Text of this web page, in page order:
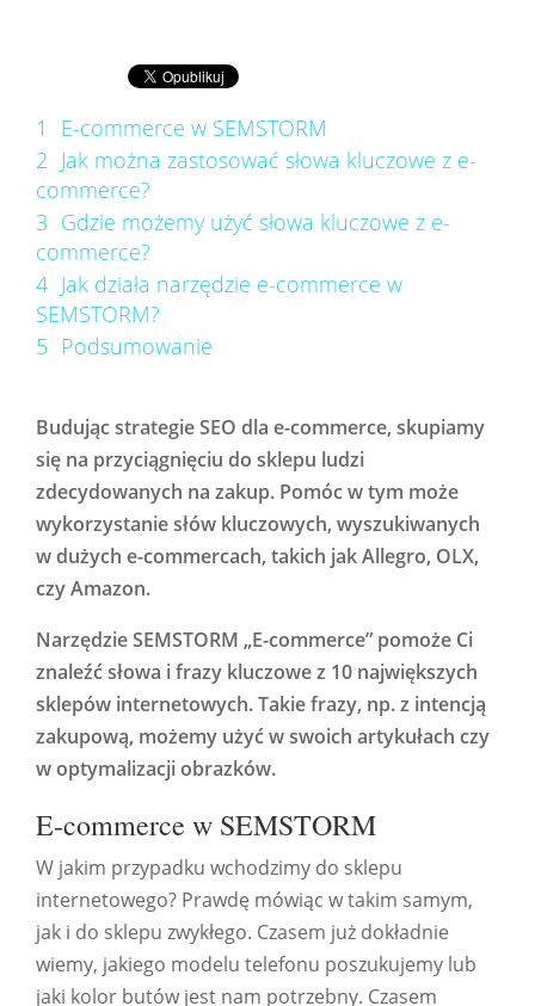
1
E-commerce w SEMSTORM
2 Jak można zastosować słowa kluczowe z e-
commerce?
3 Gdzie możemy użyć słowa kluczowe z e-
commerce?
4 Jak działa narzędzie e-commerce w
SEMSTORM?
5 Podsumowanie
Budując strategie SEO dla e-commerce, skupiamy
się na przyciągnięciu do sklepu ludzi
zdecydowanych na zakup. Pomóc w tym może
wykorzystanie słów kluczowych, wyszukiwanych
w dużych e-commercach, takich jak Allegro, OLX,
czy Amazon.
Narzędzie SEMSTORM „E-commerce” pomoże Ci
znaleźć słowa i frazy kluczowe z 10 największych
sklepów internetowych. Takie frazy, np. z intencją
zakupową, możemy użyć w swoich artykułach czy
w optymalizacji obrazków.
E-commerce w SEMSTORM
W jakim przypadku wchodzimy do sklepu
internetowego? Prawdę mówiąc w takim samym,
jak i do sklepu zwykłego. Czasem już dokładnie
wiemy, jakiego modelu telefonu poszukujemy lub
jaki kolor butów jest nam potrzebny. Czasem